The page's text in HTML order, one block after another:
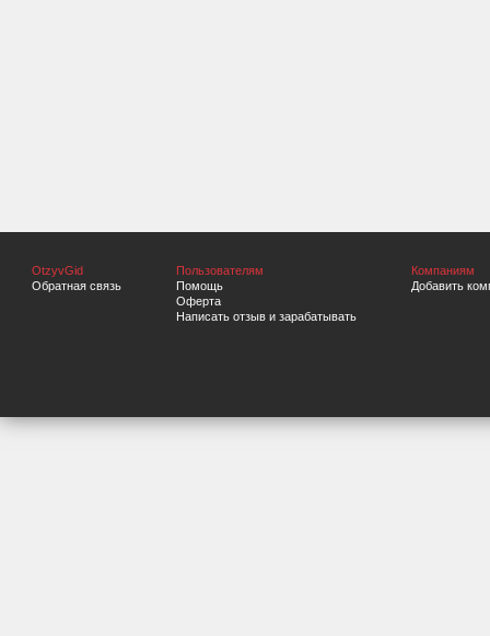
OtzyvGid
Обратная связь
Пользователям
Помощь
Оферта
Написать отзыв и зарабатывать
Компаниям
Добавить